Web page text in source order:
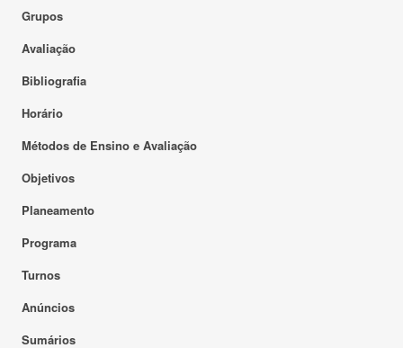
Grupos
Avaliação
Bibliografia
Horário
Métodos de Ensino e Avaliação
Objetivos
Planeamento
Programa
Turnos
Anúncios
Sumários